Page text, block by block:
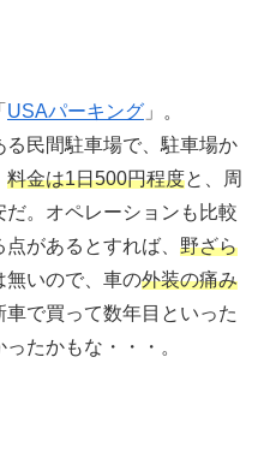
USAパーキング 」。
民間駐車場で、駐車場か
料金は1日500円程度と、周
。オペレーションも比較
があるとすれば、 野ざら
無いので、車の外装の痛み
車で買って数年目といった
たかもな・・・。